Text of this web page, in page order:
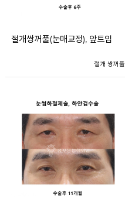
절개쌍꺼풀(눈매교정), 앞트임
절개 쌍꺼풀